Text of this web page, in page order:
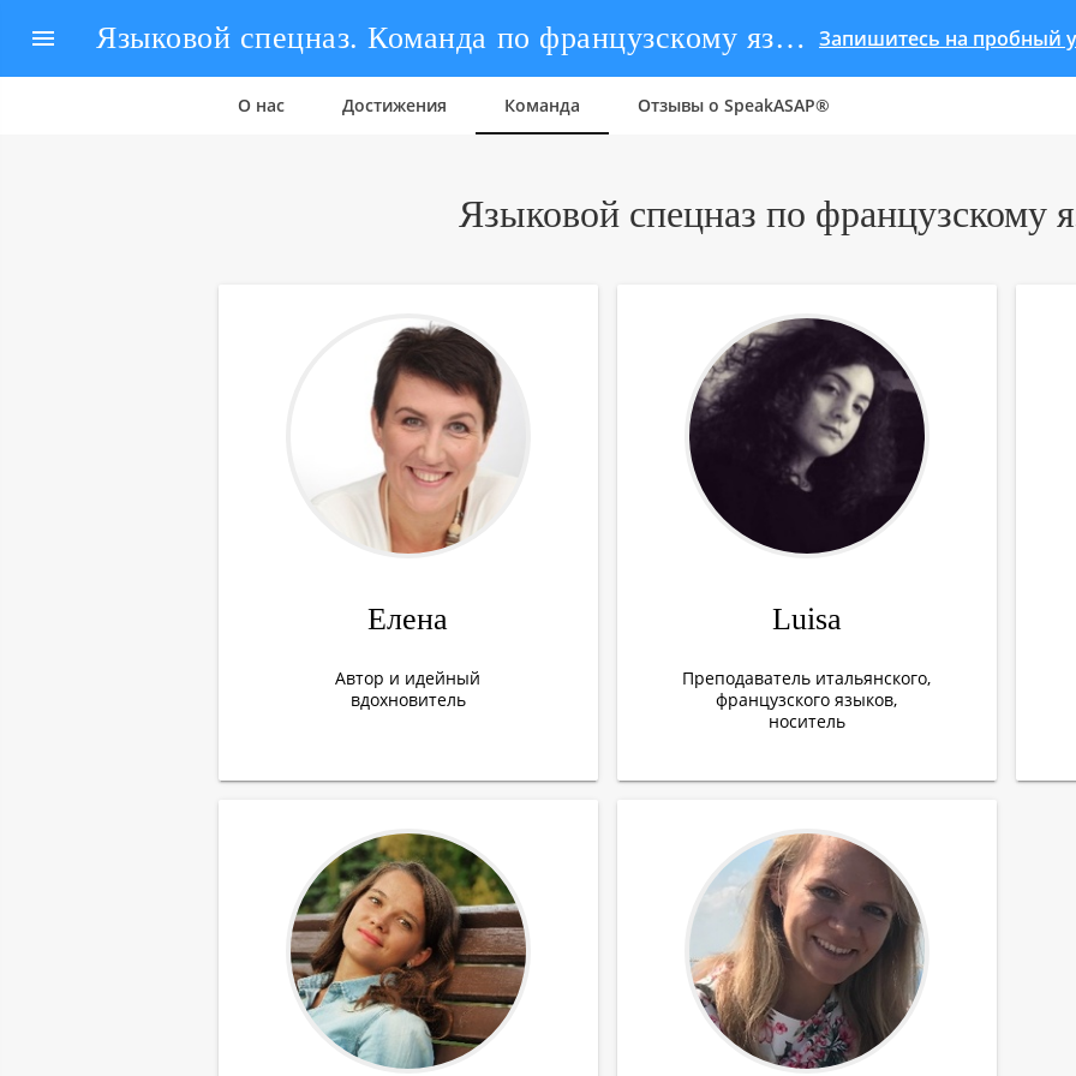
 Языковой спецназ. Команда по французскому языку SpeakASAP® Запишитесь на пробный
О нас Достижения Команда Отзывы о SpeakASAP®
Языковой спецназ по французскому
Елена
Автор и идейный
вдохновитель
Luisa
Преподаватель итальянского,
французского языков,
носитель